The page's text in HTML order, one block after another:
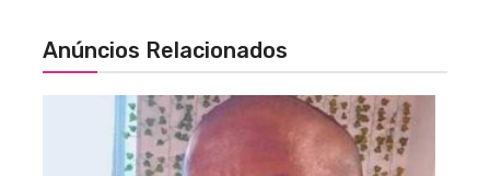
Anúncios Relacionados